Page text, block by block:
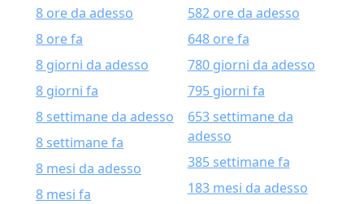
8 ore da adesso
8 ore fa
8 giorni da adesso
8 giorni fa
8 settimane da adesso
8 settimane fa
8 mesi da adesso
8 mesi fa
582 ore da adesso
648 ore fa
780 giorni da adesso
795 giorni fa
653 settimane da
adesso
385 settimane fa
183 mesi da adesso